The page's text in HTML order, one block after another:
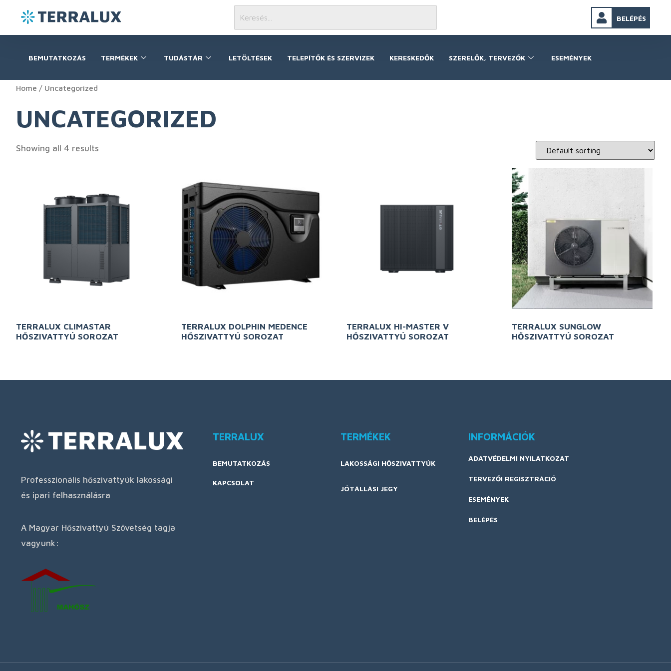
BELÉPÉS
BEMUTATKOZÁS TERMÉKEK TUDÁSTÁR LETÖLTÉSEK TELEPÍTŐK ÉS SZERVIZEK KERESKEDŐK SZERELŐK, TERVEZŐK ESEMÉNYEK
Home / Uncategorized
UNCATEGORIZED
Showing all 4 results
TERRALUX CLIMASTAR
HŐSZIVATTYÚ SOROZAT
TERRALUX DOLPHIN MEDENCE
HŐSZIVATTYÚ SOROZAT
TERRALUX HI-MASTER V
HŐSZIVATTYÚ SOROZAT
TERRALUX SUNGLOW
HŐSZIVATTYÚ SOROZAT
Professzionális hőszivattyúk lakossági
és ipari felhasználásra
A Magyar Hőszivattyú Szövetség tagja
vagyunk:
TERRALUX
BEMUTATKOZÁS
KAPCSOLAT
TERMÉKEK
LAKOSSÁGI HŐSZIVATTYÚK
JÓTÁLLÁSI JEGY
INFORMÁCIÓK
ADATVÉDELMI NYILATKOZAT
TERVEZŐI REGISZTRÁCIÓ
ESEMÉNYEK
BELÉPÉS